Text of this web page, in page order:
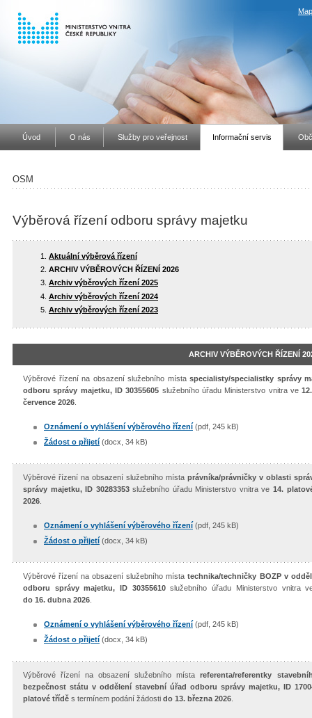
Úvod O nás Služby pro veřejnost Informační servis
OSM
Výběrová řízení odboru správy majetku
Aktuální výběrová řízení
ARCHIV VÝBĚROVÝCH ŘÍZENÍ 2026
Archiv výběrových řízení 2025
Archiv výběrových řízení 2024
Archiv výběrových řízení 2023
ARCHIV VÝBĚROVÝCH ŘÍZENÍ
Výběrové řízení na obsazení služebního místa specialisty/specialistky správy
odboru správy majetku, ID 30355605 služebního úřadu Ministerstvo vnitra ve
července 2026
Oznámení o vyhlášení výběrového řízení (pdf, 245 kB)
Žádost o přijetí (docx, 34 kB)
Výběrové řízení na obsazení služebního místa právníka/právničky v oblasti
správy majetku, ID 30283353služebního úřadu Ministerstvo vnitra ve14.
2026
Oznámení o vyhlášení výběrového řízení (pdf, 245 kB)
Žádost o přijetí (docx, 34 kB)
Výběrové řízení na obsazení služebního místatechnika/techničky BOZP v
odboru správy majetku, ID 30355610služebního úřadu Ministerstvo vnitra
do 16. dubna 2026
Oznámení o vyhlášení výběrového řízení (pdf, 245 kB)
Žádost o přijetí (docx, 34 kB)
Výběrové řízení na obsazení služebního místareferenta/referentky
bezpečnost státu v oddělení stavební úřad odboru správy majetku, ID
platové třídě s termínem podání žádosti do 13. března 2026